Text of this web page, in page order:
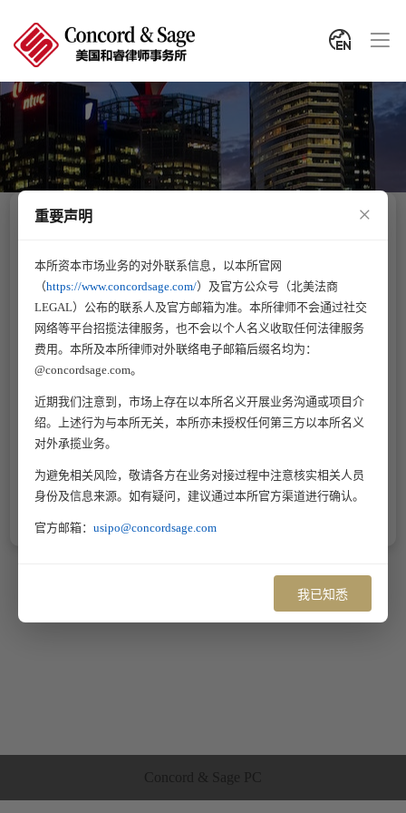
重要声明 ×
本所资本市场业务的对外联系信息，以本所官网
（https://www.concordsage.com/）及官方公众号（北美法商
LEGAL）公布的联系人及官方邮箱为准。本所律师不会通过社交
网络等平台招揽法律服务，也不会以个人名义收取任何法律服务
费用。本所及本所律师对外联络电子邮箱后缀名均为：
@concordsage.com。
近期我们注意到，市场上存在以本所名义开展业务沟通或项目介
绍。上述行为与本所无关，本所亦未授权任何第三方以本所名义
对外承揽业务。
为避免相关风险，敬请各方在业务对接过程中注意核实相关人员
身份及信息来源。如有疑问，建议通过本所官方渠道进行确认。
官方邮箱： usipo@concordsage.com
我已知悉
ALL A H
美国直属团队 中国顾问团队 业务支持团队
Concord & Sage PC